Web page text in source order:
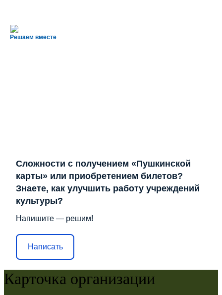
Решаем вместе
Сложности с получением «Пушкинской
карты» или приобретением билетов?
Знаете, как улучшить работу учреждений
культуры?
Напишите — решим!
Написать
Карточка организации